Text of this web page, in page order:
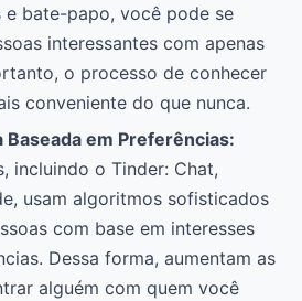
e bate-papo, você pode se
interessantes com apenas
o processo de conhecer
conveniente do que nunca.
em Preferências:
incluindo o Tinder: Chat,
usam algoritmos sofisticados
com base em interesses
Dessa forma, aumentam as
alguém com quem você